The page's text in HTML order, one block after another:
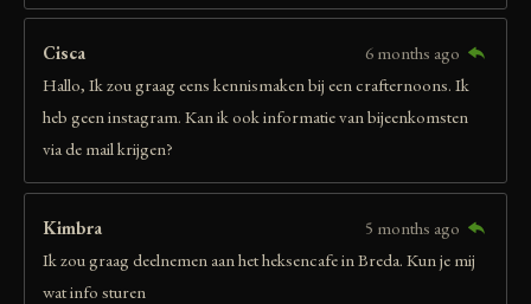
Cisca
6 months ago
Hallo, Ik zou graag eens kennismaken bij een crafternoons. Ik
heb geen instagram. Kan ik ook informatie van bijeenkomsten
via de mail krijgen?
Kimbra
5 months ago
Ik zou graag deelnemen aan het heksencafe in Breda. Kun je mij
wat info sturen